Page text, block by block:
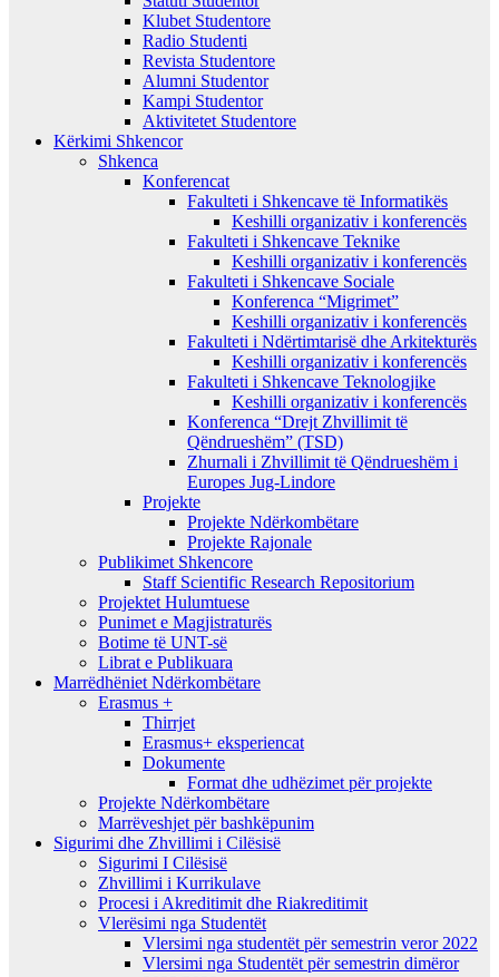
Klubet Studentore
Radio Studenti
Revista Studentore
Alumni Studentor
Kampi Studentor
Aktivitetet Studentore
Kërkimi Shkencor
Shkenca
Konferencat
Fakulteti i Shkencave të Informatikës
Keshilli organizativ i konferencës
Fakulteti i Shkencave Teknike
Keshilli organizativ i konferencës
Fakulteti i Shkencave Sociale
Konferenca “Migrimet”
Keshilli organizativ i konferencës
Fakulteti i Ndërtimtarisë dhe Arkitekturës
Keshilli organizativ i konferencës
Fakulteti i Shkencave Teknologjike
Keshilli organizativ i konferencës
Konferenca “Drejt Zhvillimit të
Qëndrueshëm” (TSD)
Zhurnali i Zhvillimit të Qëndrueshëm i
Europes Jug-Lindore
Projekte
Projekte Ndërkombëtare
Projekte Rajonale
Publikimet Shkencore
Staff Scientific Research Repositorium
Projektet Hulumtuese
Punimet e Magjistraturës
Botime të UNT-së
Librat e Publikuara
Marrëdhëniet Ndërkombëtare
Erasmus +
Thirrjet
Erasmus+ eksperiencat
Dokumente
Format dhe udhëzimet për projekte
Projekte Ndërkombëtare
Marrëveshjet për bashkëpunim
Sigurimi dhe Zhvillimi i Cilësisë
Sigurimi I Cilësisë
Zhvillimi i Kurrikulave
Procesi i Akreditimit dhe Riakreditimit
Vlerësimi nga Studentët
Vlersimi nga studentët për semestrin veror 2022
Vlersimi nga Studentët për semestrin dimëror